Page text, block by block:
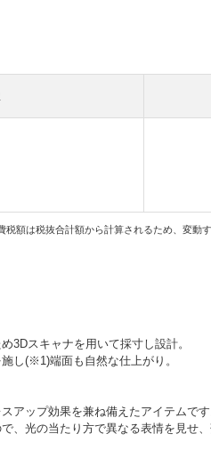
額は税抜合計額から計算されるため、変動す
3Dスキャナを用いて採寸し設計。
し(※1)端面も自然な仕上がり。
アップ効果を兼ね備えたアイテムです
、光の当たり方で異なる表情を見せ、